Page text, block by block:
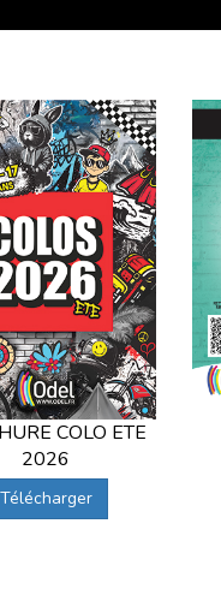
COLO ETE
2026
Télécharger